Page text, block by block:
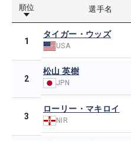
順位 選手名
1
タイガー・ウッズ
USA
2
松山 英樹
JPN
3
ローリー・マキロイ
NIR